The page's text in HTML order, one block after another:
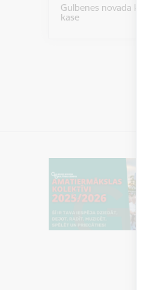
Gulbenes novada
kase